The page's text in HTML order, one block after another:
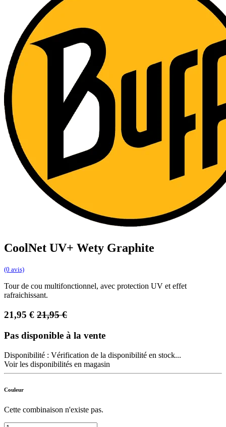
CoolNet UV+ Wety Graphite
(0 avis)
Tour de cou multifonctionnel, avec protection UV et effet
rafraichissant.
21,95 € 21,95€
Pas disponible à la vente
Disponibilité : Vérification de la disponibilité en stock...
Voir les disponibilités en magasin
Couleur
Cette combinaison n'existe pas.